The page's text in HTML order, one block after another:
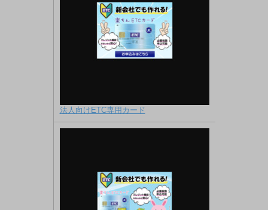
法人向けETC専用カード